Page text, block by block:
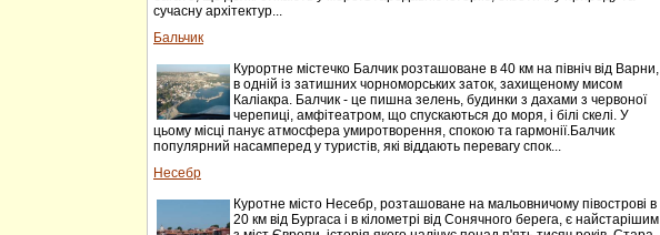
сучасну архітектур...
Бальчик
Курортне містечко Балчик розташоване в 40 км на північ від Варни,
в одній із затишних чорноморських заток, захищеному мисом
Каліакра. Балчик - це пишна зелень, будинки з дахами з червоної
черепиці, амфітеатром, що спускаються до моря, і білі скелі. У
цьому місці панує атмосфера умиротворення, спокою та гармонії.Балчик
популярний насамперед у туристів, які віддають перевагу спок...
Несебр
Куротне місто Несебр, розташоване на мальовничому півострові в
20 км від Бургаса і в кілометрі від Сонячного берега, є найстарішим